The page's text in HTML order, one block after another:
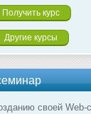
Другие курсы
своей Web-